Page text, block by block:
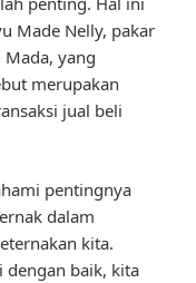
Made Nelly, pakar
yang
merupakan
jual beli
pentingnya
dalam
kita.
dengan baik, kita